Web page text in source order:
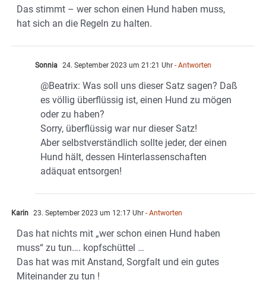
Das stimmt – wer schon einen Hund haben muss,
hat sich an die Regeln zu halten.
Sonnia 24. September 2023 um 21:21 Uhr - Antworten
@Beatrix: Was soll uns dieser Satz sagen? Daß
es völlig überflüssig ist, einen Hund zu mögen
oder zu haben?
Sorry, überflüssig war nur dieser Satz!
Aber selbstverständlich sollte jeder, der einen
Hund hält, dessen Hinterlassenschaften
adäquat entsorgen!
Karin 23. September 2023 um 12:17 Uhr - Antworten
Das hat nichts mit „wer schon einen Hund haben
muss“ zu tun…. kopfschüttel …
Das hat was mit Anstand, Sorgfalt und ein gutes
Miteinander zu tun !